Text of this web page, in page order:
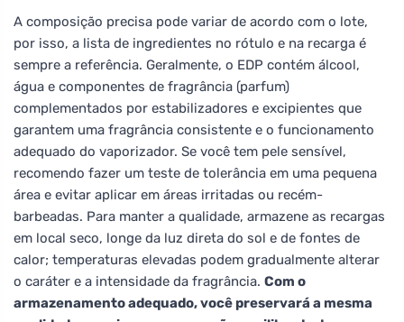
A composição precisa pode variar de acordo com o lote,
por isso, a lista de ingredientes no rótulo e na recarga é
sempre a referência. Geralmente, o EDP contém álcool,
água e componentes de fragrância (parfum)
complementados por estabilizadores e excipientes que
garantem uma fragrância consistente e o funcionamento
adequado do vaporizador. Se você tem pele sensível,
recomendo fazer um teste de tolerância em uma pequena
área e evitar aplicar em áreas irritadas ou recém-
barbeadas. Para manter a qualidade, armazene as recargas
em local seco, longe da luz direta do sol e de fontes de
calor; temperaturas elevadas podem gradualmente alterar
o caráter e a intensidade da fragrância. Com o
armazenamento adequado, você preservará a mesma